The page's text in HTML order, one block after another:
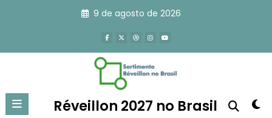
9 de agosto de 2026
Réveillon 2027 no Brasil